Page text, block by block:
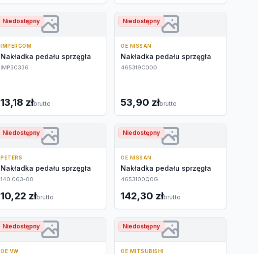
Niedostępny
IMPERGOM
Nakładka pedału sprzęgła
IMP30336
13,18 złbrutto
Niedostępny
OE NISSAN
Nakładka pedału sprzęgła
465319C000
53,90 złbrutto
Niedostępny
PETERS
Nakładka pedału sprzęgła
140.063-00
10,22 złbrutto
Niedostępny
OE NISSAN
Nakładka pedału sprzęgła
4653100Q0G
142,30 złbrutto
Niedostępny
OE VW
Niedostępny
OE MITSUBISHI